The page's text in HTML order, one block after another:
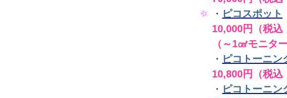
・ ピコスポット
10,000円（税
（～1㎠モニタ
・ ピコトーニ
10,800円（税
・ ピコトーニ